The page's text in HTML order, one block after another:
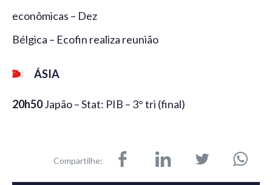
econômicas – Dez
Bélgica – Ecofin realiza reunião
ÁSIA
20h50Japão – Stat: PIB – 3° tri (final)
Compartilhe: